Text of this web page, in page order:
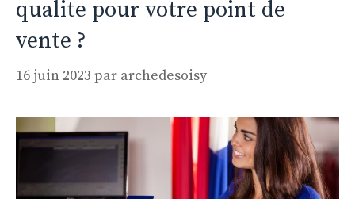
qualite pour votre point de
vente ?
16 juin 2023 par archedesoisy